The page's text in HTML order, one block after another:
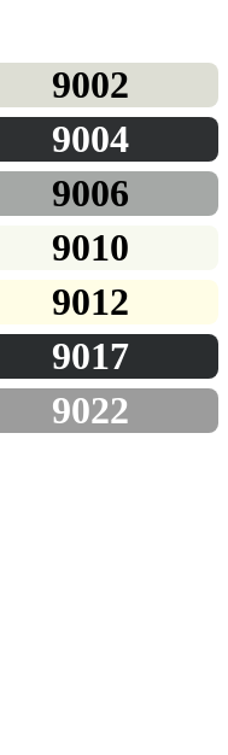
9002
9004
9006
9010
9012
9017
9022